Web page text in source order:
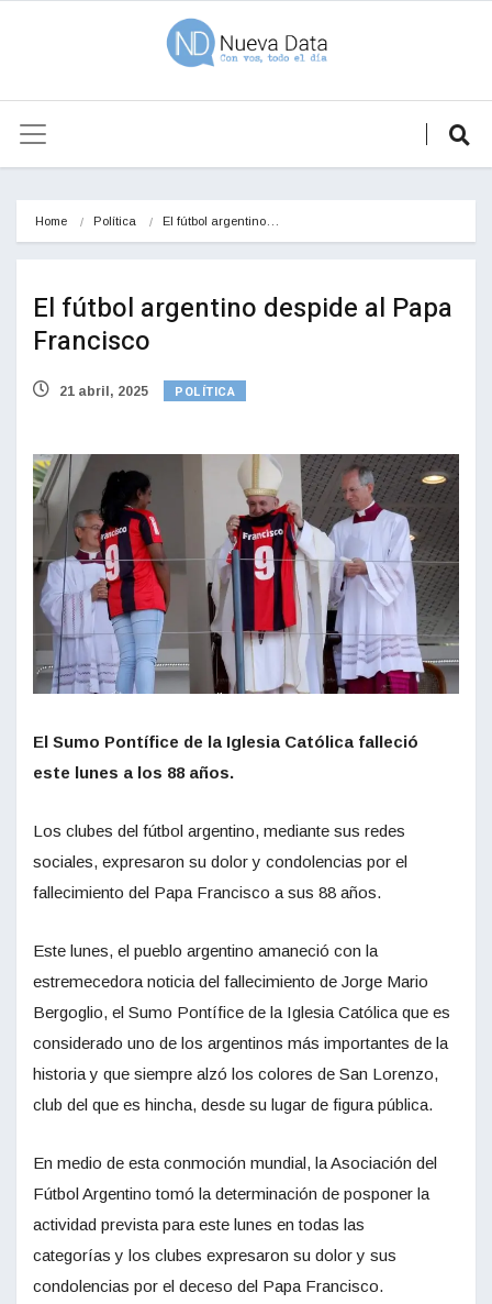
Home Política El fútbol argentino…
El fútbol argentino despide al Papa
Francisco
21 abril, 2025 POLÍTICA
El Sumo Pontífice de la Iglesia Católica falleció
este lunes a los 88 años.
Los clubes del fútbol argentino, mediante sus redes
sociales, expresaron su dolor y condolencias por el
fallecimiento del Papa Francisco a sus 88 años.
Este lunes, el pueblo argentino amaneció con la
estremecedora noticia del fallecimiento de Jorge Mario
Bergoglio, el Sumo Pontífice de la Iglesia Católica que es
considerado uno de los argentinos más importantes de la
historia y que siempre alzó los colores de San Lorenzo,
club del que es hincha, desde su lugar de figura pública.
En medio de esta conmoción mundial, la Asociación del
Fútbol Argentino tomó la determinación de posponer la
actividad prevista para este lunes en todas las
categorías y los clubes expresaron su dolor y sus
condolencias por el deceso del Papa Francisco.